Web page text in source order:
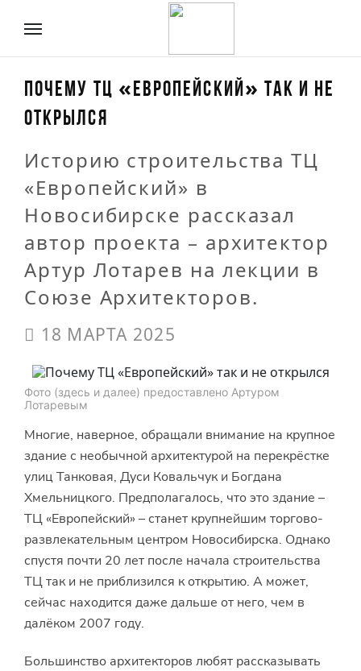
ПОЧЕМУ ТЦ «ЕВРОПЕЙСКИЙ» ТАК И НЕ
ОТКРЫЛСЯ
Историю строительства ТЦ
«Европейский» в
Новосибирске рассказал
автор проекта – архитектор
Артур Лотарев на лекции в
Союзе Архитекторов.
18 МАРТА 2025
Фото (здесь и далее) предоставлено Артуром
Лотаревым
Многие, наверное, обращали внимание на крупное
здание с необычной архитектурой на перекрёстке
улиц Танковая, Дуси Ковальчук и Богдана
Хмельницкого. Предполагалось, что это здание –
ТЦ «Европейский» – станет крупнейшим торгово-
развлекательным центром Новосибирска. Однако
спустя почти 20 лет после начала строительства
ТЦ так и не приблизился к открытию. А может,
сейчас находится даже дальше от него, чем в
далёком 2007 году.
Большинство архитекторов любят рассказывать